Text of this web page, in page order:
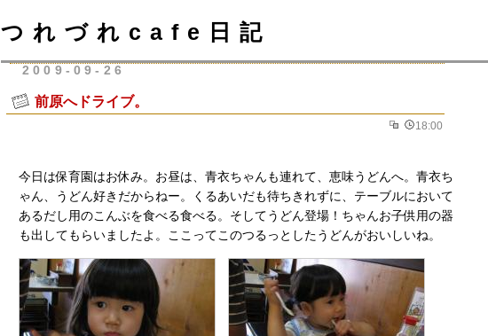
つれづれcafe日記
2009-09-26
前原へドライブ。
18:00
今日は保育園はお休み。お昼は、青衣ちゃんも連れて、恵味うどんへ。青衣ち
ゃん、うどん好きだからねー。くるあいだも待ちきれずに、テーブルにおいて
あるだし用のこんぶを食べる食べる。そしてうどん登場！ちゃんお子供用の器
も出してもらいましたよ。ここってこのつるっとしたうどんがおいしいね。